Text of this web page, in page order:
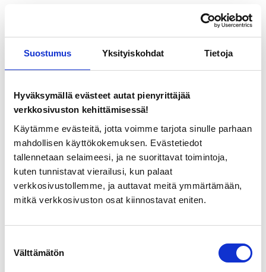
Suostumus Yksityiskohdat Tietoja
Hyväksymällä evästeet autat pienyrittäjää
verkkosivuston kehittämisessä!
Käytämme evästeitä, jotta voimme tarjota sinulle parhaan
mahdollisen käyttökokemuksen. Evästetiedot
tallennetaan selaimeesi, ja ne suorittavat toimintoja,
kuten tunnistavat vierailusi, kun palaat
verkkosivustollemme, ja auttavat meitä ymmärtämään,
mitkä verkkosivuston osat kiinnostavat eniten.
valinta
Välttämätön
LISÄTIEDOT
Materiaalit Muranon lasi ja sterlinghopea.
Koska lasikorujen valmistaminen on käsityötä, jokainen
tuote on uniikki ja kahta täysin samanlaista korua ei voida
valmistaa. Korujen kuvat ovat viitteellisiä ellei kyseessä ole
täysin uniikki kappale.
Huomioithan toimitusajan ennen tilaamista.